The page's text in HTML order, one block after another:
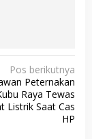
Pos berikutnya
Peternakan
Raya Tewas
Listrik Saat Cas
HP